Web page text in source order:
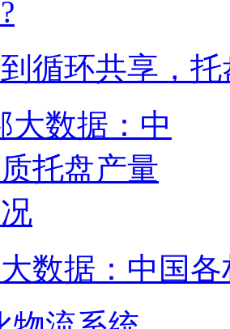
循环共享，
数据：中国